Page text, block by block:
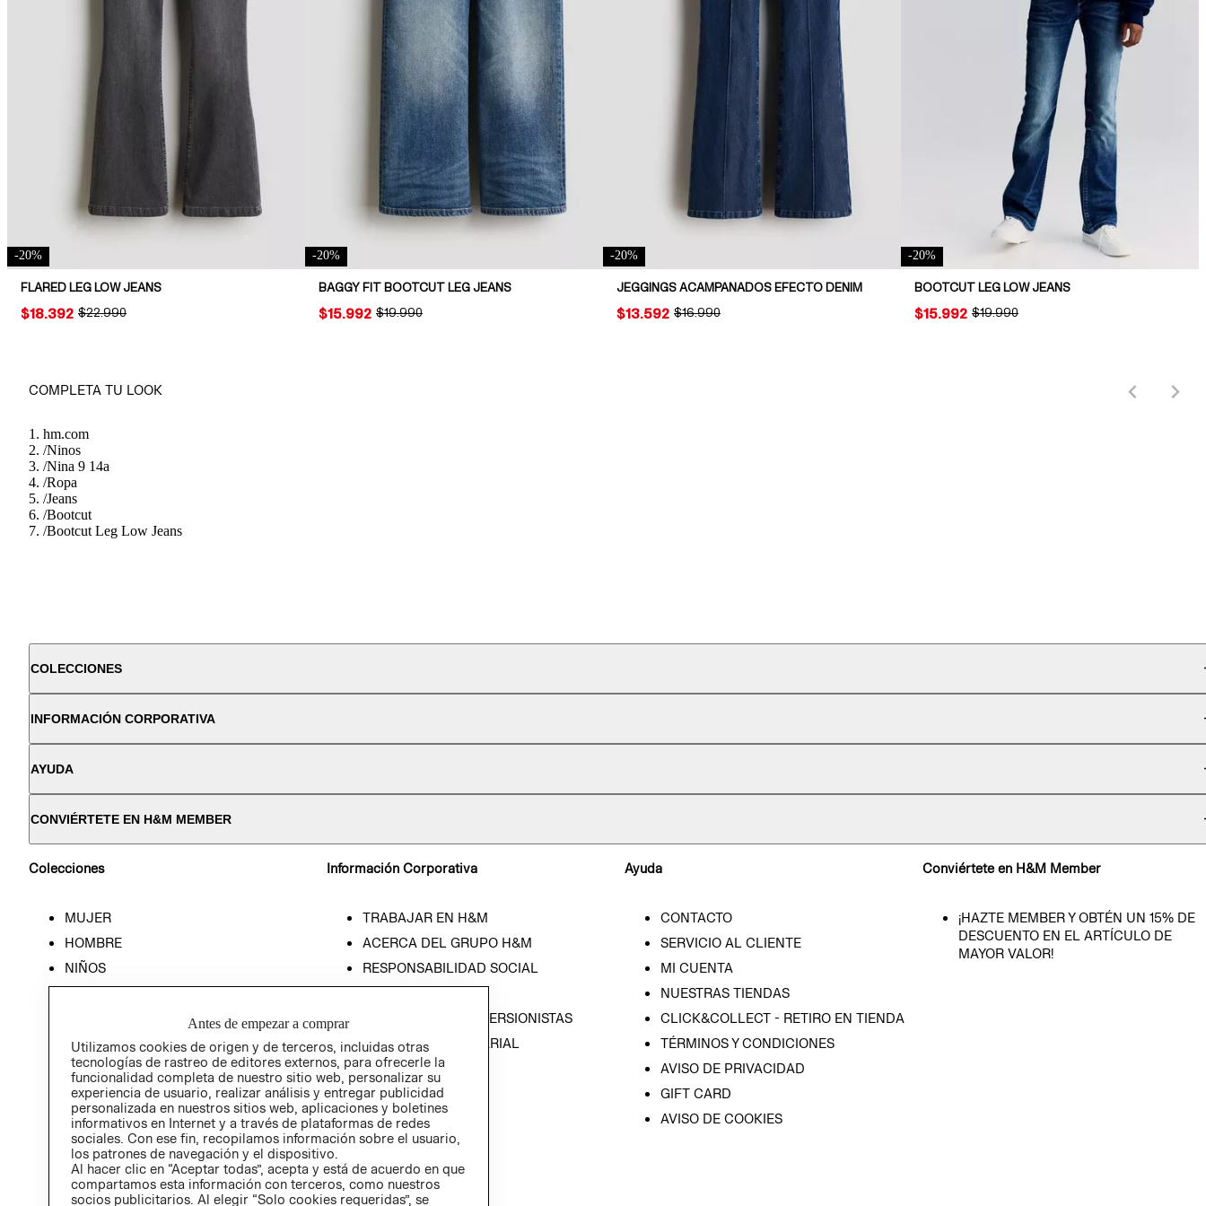
-20%
FLARED LEG LOW JEANS
ORIGINAL PRICE:
$22.990
PRICE:
$18.392
-20%
BAGGY FIT BOOTCUT LEG JEANS
ORIGINAL PRICE:
$19.990
PRICE:
$15.992
-20%
JEGGINGS ACAMPANADOS EFECTO DENIM
ORIGINAL PRICE:
$16.990
PRICE:
$13.592
-20%
BOOTCUT LEG LOW JEANS
ORIGINAL PRICE:
$19.990
PRICE:
$15.992
COMPLETA TU LOOK
hm.com
/Ninos
/Nina 9 14a
/Ropa
/Jeans
/Bootcut
/Bootcut Leg Low Jeans
COLECCIONES
INFORMACIÓN CORPORATIVA
AYUDA
CONVIÉRTETE EN H&M MEMBER
Colecciones
MUJER
HOMBRE
NIÑOS
Información Corporativa
TRABAJAR EN H&M
ACERCA DEL GRUPO H&M
RESPONSABILIDAD SOCIAL
RELACIÓN CON INVERSIONISTAS
POLÍTICA EMPRESARIAL
Ayuda
CONTACTO
SERVICIO AL CLIENTE
MI CUENTA
NUESTRAS TIENDAS
CLICK&COLLECT - RETIRO EN TIENDA
TÉRMINOS Y CONDICIONES
AVISO DE PRIVACIDAD
GIFT CARD
AVISO DE COOKIES
Conviértete en H&M Member
¡HAZTE MEMBER Y OBTÉN UN 15% DE
DESCUENTO EN EL ARTÍCULO DE
MAYOR VALOR!
Antes de empezar a comprar
Utilizamos cookies de origen y de terceros, incluidas otras
tecnologías de rastreo de editores externos, para ofrecerle la
funcionalidad completa de nuestro sitio web, personalizar su
experiencia de usuario, realizar análisis y entregar publicidad
personalizada en nuestros sitios web, aplicaciones y boletines
informativos en Internet y a través de plataformas de redes
sociales. Con ese fin, recopilamos información sobre el usuario,
los patrones de navegación y el dispositivo.
Al hacer clic en “Aceptar todas”, acepta y está de acuerdo en que
compartamos esta información con terceros, como nuestros
socios publicitarios. Al elegir “Solo cookies requeridas”, se